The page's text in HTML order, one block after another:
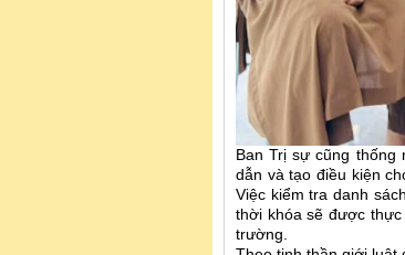
Ban Trị sự cũng
dẫn và tạo điều kiện
Việc kiểm tra danh
thời khóa sẽ được
trường.